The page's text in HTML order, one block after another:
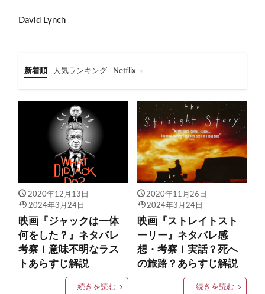
David Lynch
新着順 人気ランキング Netflix
2020年12月13日
2024年3月24日
映画『ジャックは一体
何をした？』ネタバレ
考察！意味不明なラス
トあらすじ解説
続きを読む
2020年11月26日
2024年3月24日
映画『ストレイトスト
ーリー』ネタバレ感
想・考察！実話？死へ
の旅路？あらすじ解説
続きを読む